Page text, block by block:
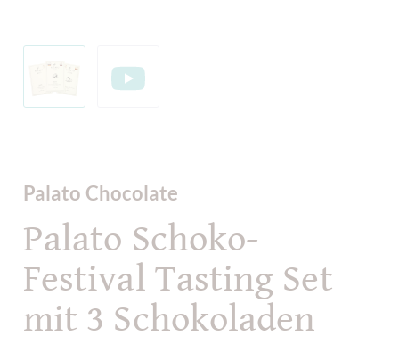
Palato Chocolate
Palato Schoko-
Festival Tasting Set
mit 3 Schokoladen